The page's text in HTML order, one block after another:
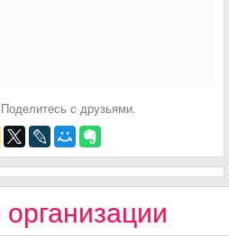
с друзьями.